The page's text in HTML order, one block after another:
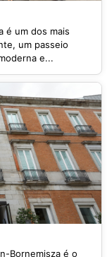
é um dos mais
um passeio
e...
Bornemisza é o